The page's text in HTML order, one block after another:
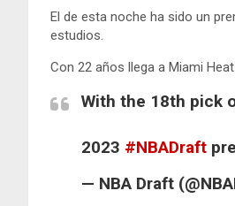
El de esta noche ha sido un
estudios.
Con 22 años llega a Miami
With the 18th pick
2023 #NBADraft
— NBA Draft